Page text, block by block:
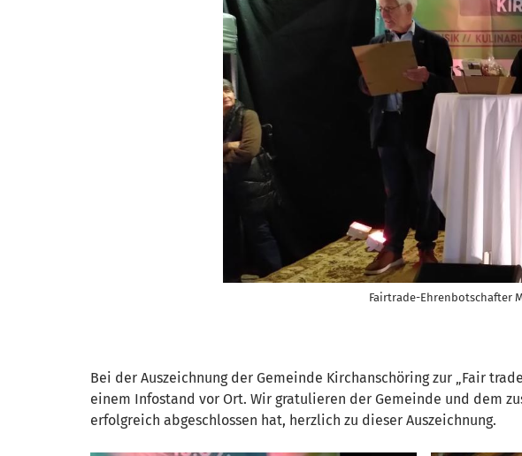
Fairtrade-Ehrenbotschafter
Bei der Auszeichnung der Gemeinde Kirchanschöring zur „Fair
einem Infostand vor Ort. Wir gratulieren der Gemeinde und dem
erfolgreich abgeschlossen hat, herzlich zu dieser Auszeichnung.